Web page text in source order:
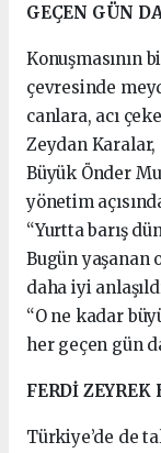
GEÇEN GÜN
Konuşmasının
çevresinde
canlara, acı
Zeydan
Büyük Önder
yönetim
“Yurtta barış
Bugün yaşanan
daha iyi
“O ne kadar
her geçen gün
FERDİ
Türkiye’de de